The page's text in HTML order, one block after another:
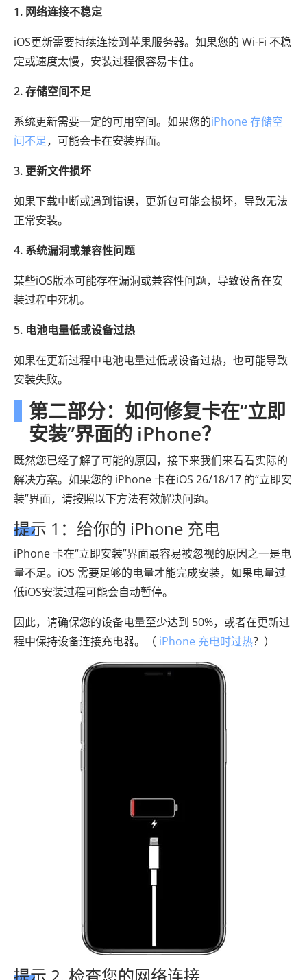
1. 网络连接不稳定
iOS更新需要持续连接到苹果服务器。如果您的 Wi-Fi 不稳
定或速度太慢，安装过程很容易卡住。
2. 存储空间不足
系统更新需要一定的可用空间。如果您的iPhone 存储空
间不足，可能会卡在安装界面。
3. 更新文件损坏
如果下载中断或遇到错误，更新包可能会损坏，导致无法
正常安装。
4. 系统漏洞或兼容性问题
某些iOS版本可能存在漏洞或兼容性问题，导致设备在安
装过程中死机。
5. 电池电量低或设备过热
如果在更新过程中电池电量过低或设备过热，也可能导致
安装失败。
第二部分：如何修复卡在“立即
安装”界面的 iPhone？
既然您已经了解了可能的原因，接下来我们来看看实际的
解决方案。如果您的 iPhone 卡在iOS 26/18/17 的“立即安
装”界面，请按照以下方法有效解决问题。
提示 1：给你的 iPhone 充电
iPhone 卡在“立即安装”界面最容易被忽视的原因之一是电
量不足。iOS 需要足够的电量才能完成安装，如果电量过
低iOS安装过程可能会自动暂停。
因此，请确保您的设备电量至少达到 50%，或者在更新过
程中保持设备连接充电器。（ iPhone 充电时过热？）